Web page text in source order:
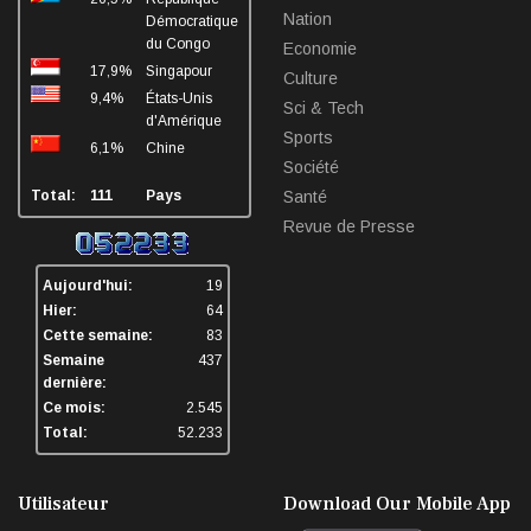
Démocratique
du Congo
17,9%
Singapour
9,4%
États-Unis
d'Amérique
6,1%
Chine
Total: 111 Pays
Aujourd'hui:
19
Hier:
64
Cette semaine:
83
Semaine
dernière:
437
Ce mois:
2.545
Total:
52.233
Nation
Economie
Culture
Sci & Tech
Sports
Société
Santé
Revue de Presse
Utilisateur Download Our Mobile App